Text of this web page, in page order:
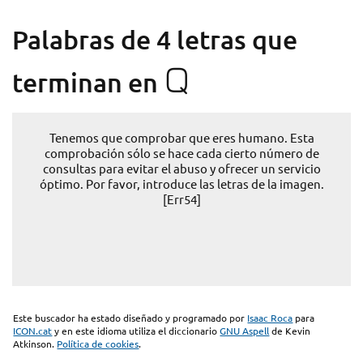
Palabras de 4 letras que
terminan en Q
Tenemos que comprobar que eres humano. Esta
comprobación sólo se hace cada cierto número de
consultas para evitar el abuso y ofrecer un servicio
óptimo. Por favor, introduce las letras de la imagen.
[Err54]
Este buscador ha estado diseñado y programado por Isaac Roca para
ICON.caty en este idioma utiliza el diccionarioGNU Aspellde Kevin
Atkinson. Política de cookies.